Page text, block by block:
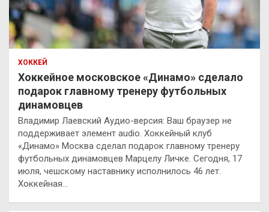
ХОККЕЙ
Хоккейное московское «Динамо» сделало
подарок главному тренеру футбольных
динамовцев
Владимир Лаевский Аудио-версия: Ваш браузер не
поддерживает элемент audio. Хоккейный клуб
«Динамо» Москва сделал подарок главному тренеру
футбольных динамовцев Марцелу Личке. Сегодня, 17
июля, чешскому наставнику исполнилось 46 лет.
Хоккейная…